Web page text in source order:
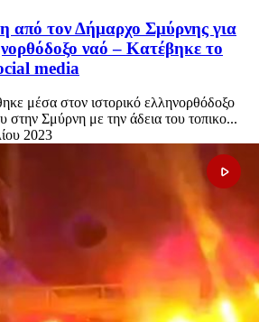
από τον Δήμαρχο Σμύρνης για
ναό – Κατέβηκε το
media
μέσα στον ιστορικό ελληνορθόδοξο
στην Σμύρνη με την άδεια του τοπικο...
2023